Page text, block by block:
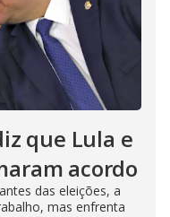
que Lula e
acordo
das eleições, a
mas enfrenta